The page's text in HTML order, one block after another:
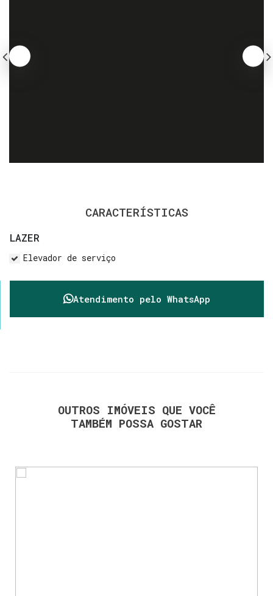
CARACTERÍSTICAS
LAZER
Elevador de serviço
Atendimento pelo WhatsApp
OUTROS IMÓVEIS QUE VOCÊ
TAMBÉM POSSA GOSTAR